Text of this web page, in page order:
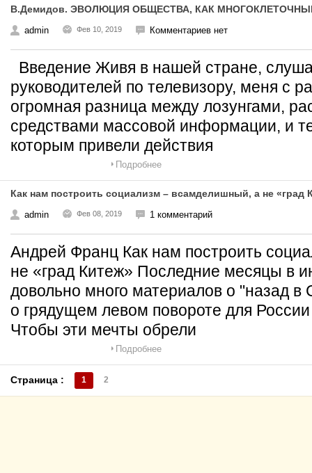
В.Демидов. ЭВОЛЮЦИЯ ОБЩЕСТВА, КАК
admin Фев 10, 2019 Комментариев нет
Введение Живя в нашей стране,
руководителей по телевизору, меня с
огромная разница между лозунгами,
средствами массовой информации, и
которым привели действия
Подробнее
Как нам построить социализм – всамделишный, а не «град
admin Фев 08, 2019 1 комментарий
Андрей Франц Как нам построить
не «град Китеж» Последние месяцы в
довольно много материалов о "назад
о грядущем левом повороте для России
Чтобы эти мечты обрели
Подробнее
Страница : 1 2